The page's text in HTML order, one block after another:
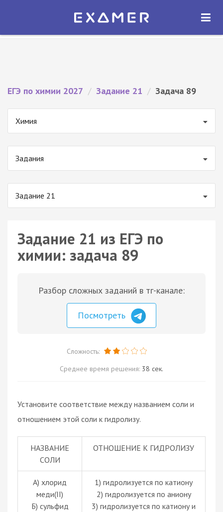
Экзамер — ЕГЭ 2027
ОТКРЫТЬ
ЕГЭ по химии 2027 / Задание 21 / Задача 89
Химия
Задания
Задание 21
Задание 21 из ЕГЭ по
химии: задача 89
Разбор сложных заданий в тг-канале:
Посмотреть
Сложность:
Среднее время решения: 38 сек.
Установите соответствие между названием соли и
отношением этой соли к гидролизу.
НАЗВАНИЕ
СОЛИ
ОТНОШЕНИЕ К ГИДРОЛИЗУ
А) хлорид
меди(II)
Б) сульфид
1) гидролизуется по катиону
2) гидролизуется по аниону
3) гидролизуется по катиону и